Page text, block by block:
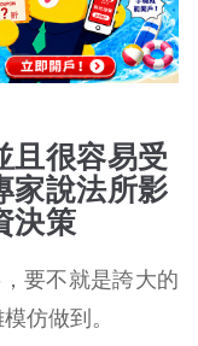
且很容易受
家說法所影
決策
要不就是誇大的
仿做到。